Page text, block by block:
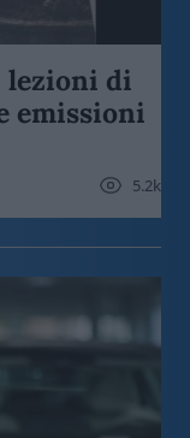
lezioni di
emissioni
5.2k